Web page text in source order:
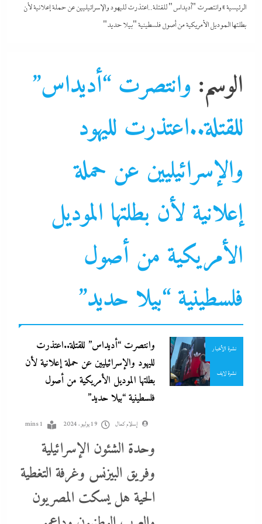
الرئيسية»وانتصرت "أديداس" للقتلة..اعتذرت لليهود والإسرائيليين عن حملة إعلانية لأن
بطلتها الموديل الأمريكية من أصول فلسطينية "بيلا حديد"
الوسم: وانتصرت “أديداس”
للقتلة..اعتذرت لليهود
والإسرائيليين عن حملة
إعلانية لأن بطلتها الموديل
الأمريكية من أصول
فلسطينية “بيلا حديد”
اقتصاد
التحليل اللحظي
الشرق الأوسط
سوشيال ميديا
عرب و عالم
نشرة الأخبار
نشرة لايف
وانتصرت “أديداس” للقتلة..اعتذرت
لليهود والإسرائيليين عن حملة إعلانية لأن
بطلتها الموديل الأمريكية من أصول
فلسطينية “بيلا حديد”
إسلام كمال 19 يوليو، 2024 1 mins
وحدة الشئون الإسرائيلية
وفريق البيزنس وغرفة التغطية
الحية هل يسكت المصريون
بعد واقعة عاملة محل العطور: معركة “الكارنيه” تتصاعد بين نقابتى